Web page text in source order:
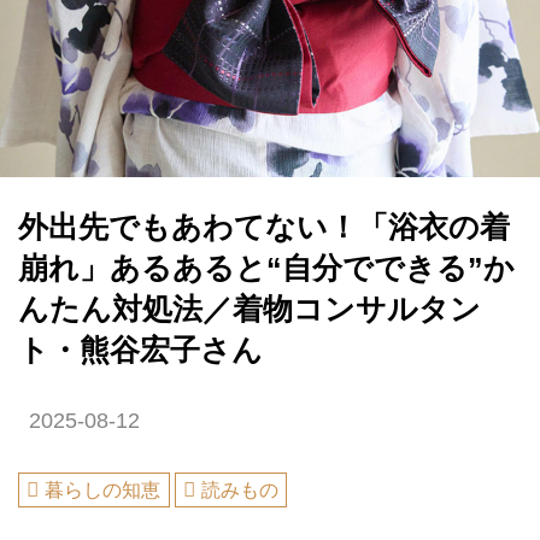
外出先でもあわてない！「浴衣の着
崩れ」あるあると“自分でできる”か
んたん対処法／着物コンサルタン
ト・熊谷宏子さん
2025-08-12
暮らしの知恵 読みもの